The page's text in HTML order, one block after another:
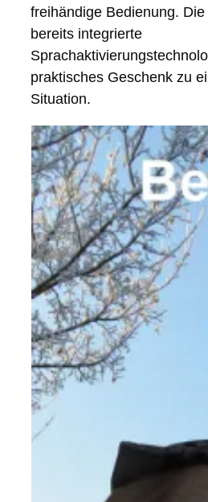
freihändige Bedienung.
bereits integrierte
praktisches Geschenk zu
Situation.